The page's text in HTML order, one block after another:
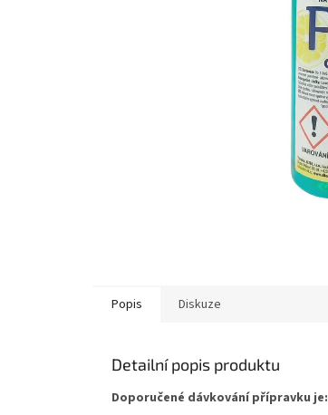
Popis Diskuze
Detailní popis produktu
Doporučené dávkování přípravku je: